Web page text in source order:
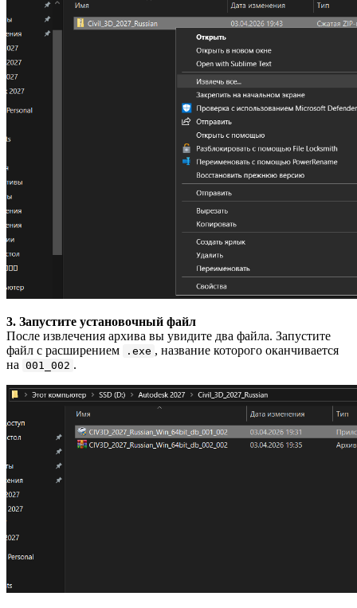
3. Запустите установочный файл
После извлечения архива вы увидите два файла. Запустите
файл с расширением
.exe , название которого оканчивается
на 001_002 .